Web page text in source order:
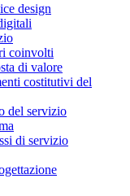
design
coinvolti
di valore
costitutivi del
del servizio
di servizio